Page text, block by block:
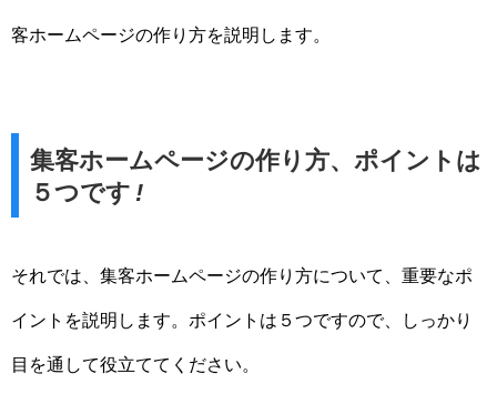
客ホームページの作り方を説明します。
集客ホームページの作り方、ポイントは
５つです !
それでは、集客ホームページの作り方について、重要なポ
イントを説明します。ポイントは５つですので、しっかり
目を通して役立ててください。